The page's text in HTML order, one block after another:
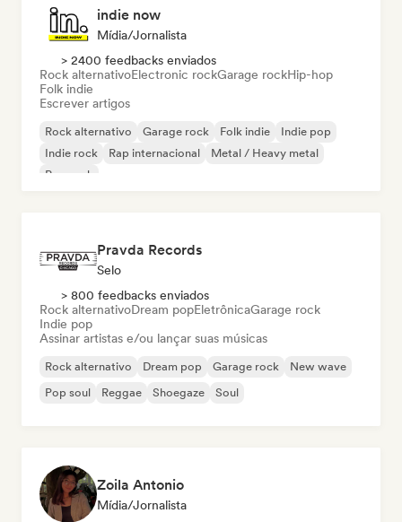
indie now
Mídia/Jornalista
> 2400 feedbacks enviados
Rock alternativoElectronic rockGarage rockHip-hop
Folk indie
Escrever artigos
Rock alternativo Garage rock Folk indie
Indie pop
Indie rock
Rap internacional
Metal / Heavy metal
Pop rock
Pravda Records
Selo
> 800 feedbacks enviados
Rock alternativoDream popEletrônicaGarage rock
Indie pop
Assinar artistas e/ou lançar suas músicas
Rock alternativo Dream pop Garage rock
New wave
Pop soul
Reggae Shoegaze Soul
Zoila Antonio
Mídia/Jornalista